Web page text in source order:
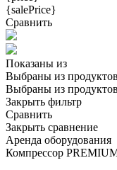
{salePrice}
Сравнить
Показаны из
Выбраны из продуктов
Выбраны из продуктов
Закрыть фильтр
Сравнить
Закрыть сравнение
Аренда оборудования
Компрессор